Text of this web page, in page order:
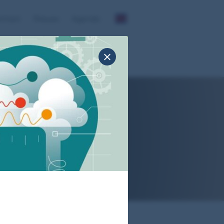
Profielbeschrijving Stichting DAS
de